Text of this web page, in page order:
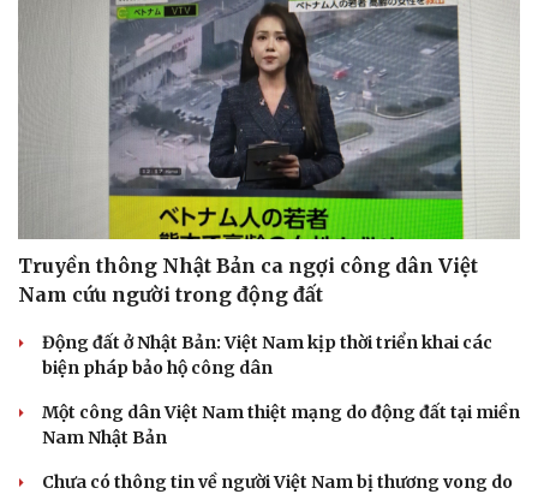
Truyền thông Nhật Bản ca ngợi công dân Việt
Nam cứu người trong động đất
Động đất ở Nhật Bản: Việt Nam kịp thời triển khai các
biện pháp bảo hộ công dân
Một công dân Việt Nam thiệt mạng do động đất tại miền
Nam Nhật Bản
Chưa có thông tin về người Việt Nam bị thương vong do